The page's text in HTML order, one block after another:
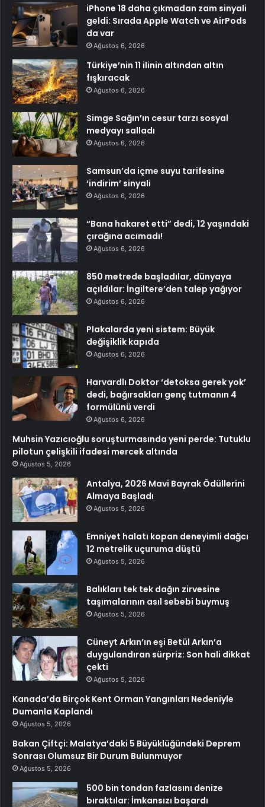
iPhone 18 daha çıkmadan zam sinyali
geldi: Sırada Apple Watch ve AirPods
da var
Ağustos 6, 2026
Türkiye’nin 11 ilinin altından altın
fışkıracak
Ağustos 6, 2026
Simge Sağın’ın cesur tarzı sosyal
medyayı salladı
Ağustos 6, 2026
Samsun’da içme suyu tarifesine
‘indirim’ sinyali
Ağustos 6, 2026
“Bana hakaret etti” dedi, 12 yaşındaki
çırağına acımadı!
Ağustos 6, 2026
850 metrede başladılar, dünyaya
açıldılar: İngiltere’den talep yağıyor
Ağustos 6, 2026
Plakalarda yeni sistem: Büyük
değişiklik kapıda
Ağustos 6, 2026
Harvardlı Doktor ‘detoksa gerek yok’
dedi, bağırsakları genç tutmanın 4
formülünü verdi
Ağustos 6, 2026
Muhsin Yazıcıoğlu soruşturmasında yeni perde: Tutuklu
pilotun çelişkili ifadesi mercek altında
Ağustos 5, 2026
Antalya, 2026 Mavi Bayrak Ödüllerini
Almaya Başladı
Ağustos 5, 2026
Emniyet halatı kopan deneyimli dağcı
12 metrelik uçuruma düştü
Ağustos 5, 2026
Balıkları tek tek dağın zirvesine
taşımalarının asıl sebebi buymuş
Ağustos 5, 2026
Cüneyt Arkın’ın eşi Betül Arkın’a
duygulandıran sürpriz: Son hali dikkat
çekti
Ağustos 5, 2026
Kanada’da Birçok Kent Orman Yangınları Nedeniyle
Dumanla Kaplandı
Ağustos 5, 2026
Bakan Çiftçi: Malatya’daki 5 Büyüklüğündeki Deprem
Sonrası Olumsuz Bir Durum Bulunmuyor
Ağustos 5, 2026
500 bin tondan fazlasını denize
bıraktılar: İmkansızı başardı